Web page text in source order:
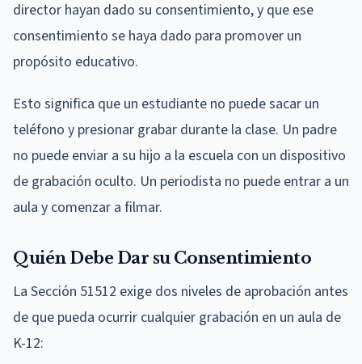
director hayan dado su consentimiento, y que ese
consentimiento se haya dado para promover un
propósito educativo.
Esto significa que un estudiante no puede sacar un
teléfono y presionar grabar durante la clase. Un padre
no puede enviar a su hijo a la escuela con un dispositivo
de grabación oculto. Un periodista no puede entrar a un
aula y comenzar a filmar.
Quién Debe Dar su Consentimiento
La Sección 51512 exige dos niveles de aprobación antes
de que pueda ocurrir cualquier grabación en un aula de
K-12: